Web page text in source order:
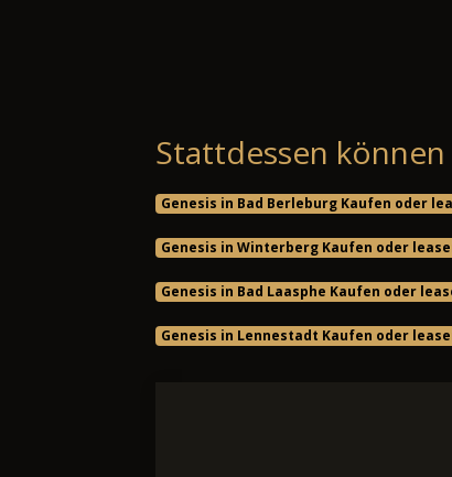
Stattdessen können
Genesis in Bad Berleburg Kaufen oder
Genesis in Winterberg Kaufen oder
Genesis in Bad Laasphe Kaufen oder
Genesis in Lennestadt Kaufen oder